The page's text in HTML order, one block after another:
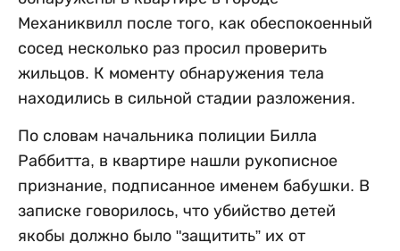
Механиквилл после того, как обеспокоенный
сосед несколько раз просил проверить
жильцов. К моменту обнаружения тела
находились в сильной стадии разложения.
По словам начальника полиции Билла
Раббитта, в квартире нашли рукописное
признание, подписанное именем бабушки. В
записке говорилось, что убийство детей
якобы должно было "защитить” их от